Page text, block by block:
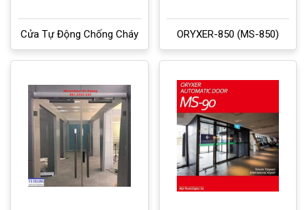
Cửa Tự Động Chống Cháy ORYXER-850 (MS-850)